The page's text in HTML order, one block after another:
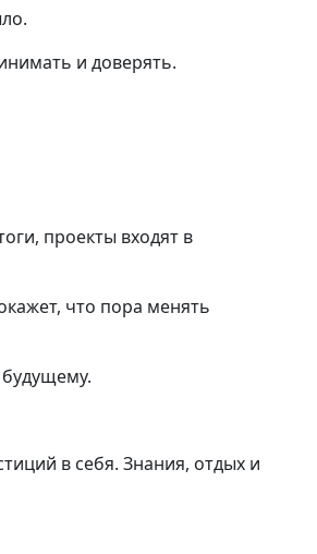
и доверять.
проекты входят в
что пора менять
в себя. Знания, отдых и